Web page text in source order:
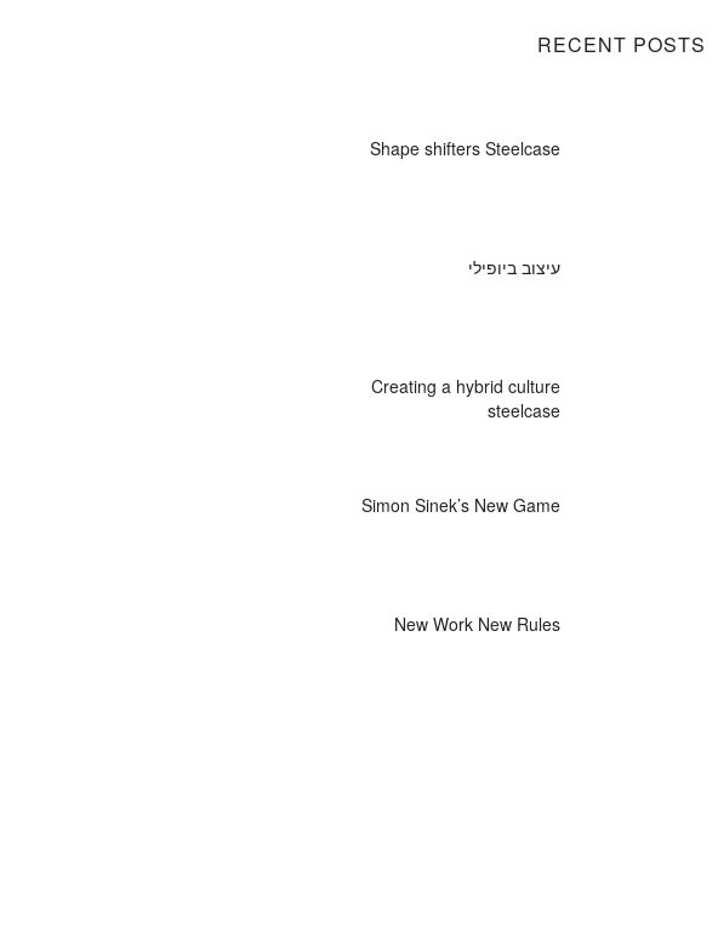
RECENT POSTS
Shape shifters Steelcase
עיצוב ביופילי
Creating a hybrid culture
steelcase
Simon Sinek’s New Game
New Work New Rules